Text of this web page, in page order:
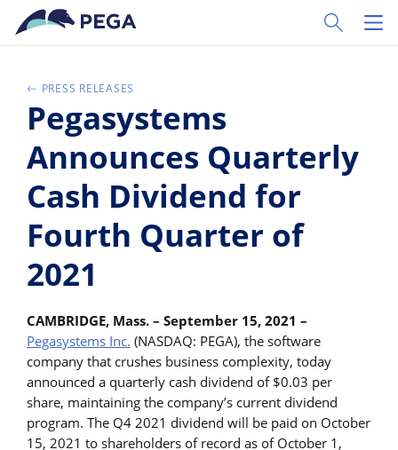
Vai direttamente al contenuto principale
Toggle
PRESS RELEASES
Pegasystems
Announces Quarterly
Cash Dividend for
Fourth Quarter of
2021
CAMBRIDGE, Mass. – September 15, 2021 –
Pegasystems Inc. (NASDAQ: PEGA), the software
company that crushes business complexity, today
announced a quarterly cash dividend of $0.03 per
share, maintaining the company’s current dividend
program. The Q4 2021 dividend will be paid on October
15, 2021 to shareholders of record as of October 1,